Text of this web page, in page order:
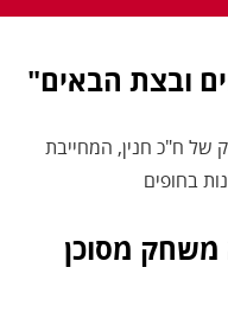
ובצת הבאים"
ח"כ חנין, המחייבת
בחופים
מסוכן